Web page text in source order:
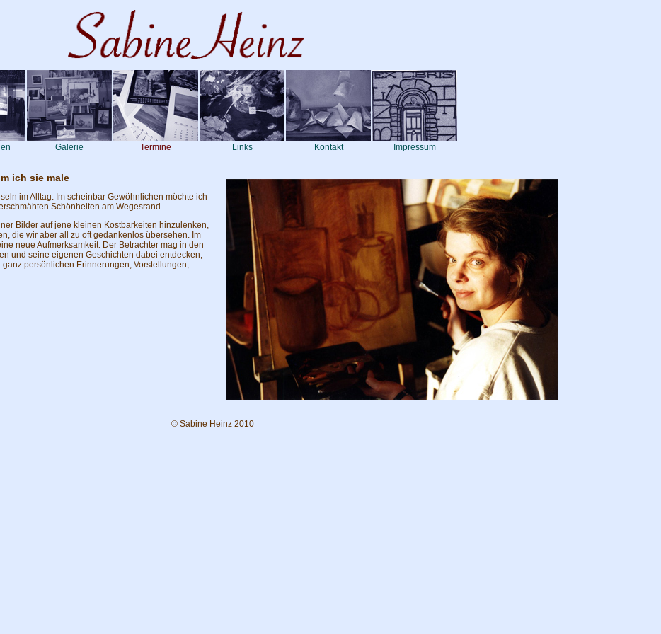
Galerie Termine Links Kontakt Impressum
ich sie male
im Alltag. Im scheinbar Gewöhnlichen möchte ich
Schönheiten am Wegesrand.
Bilder auf jene kleinen Kostbarkeiten hinzulenken,
die wir aber all zu oft gedankenlos übersehen. Im
neue Aufmerksamkeit. Der Betrachter mag in den
und seine eigenen Geschichten dabei entdecken,
persönlichen Erinnerungen, Vorstellungen,
© Sabine Heinz 2010